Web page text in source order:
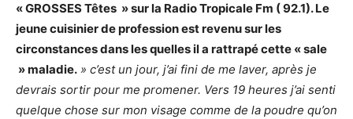
« GROSSES Têtes » sur la Radio Tropicale Fm ( 92.1). Le
jeune cuisinier de profession est revenu sur les
circonstances dans les quelles il a rattrapé cette « sale
» maladie. » c’est un jour, j’ai fini de me laver, après je
devrais sortir pour me promener. Vers 19 heures j’ai senti
quelque chose sur mon visage comme de la poudre qu’on